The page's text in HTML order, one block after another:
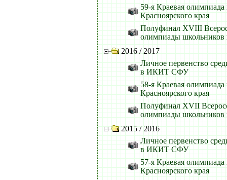
59-я Краевая
Красноярского края
Полуфинал XVIII
олимпиады
2016 / 2017
Личное первенство
в ИКИТ СФУ
58-я Краевая
Красноярского края
Полуфинал XVII
олимпиады
2015 / 2016
Личное первенство
в ИКИТ СФУ
57-я Краевая
Красноярского края